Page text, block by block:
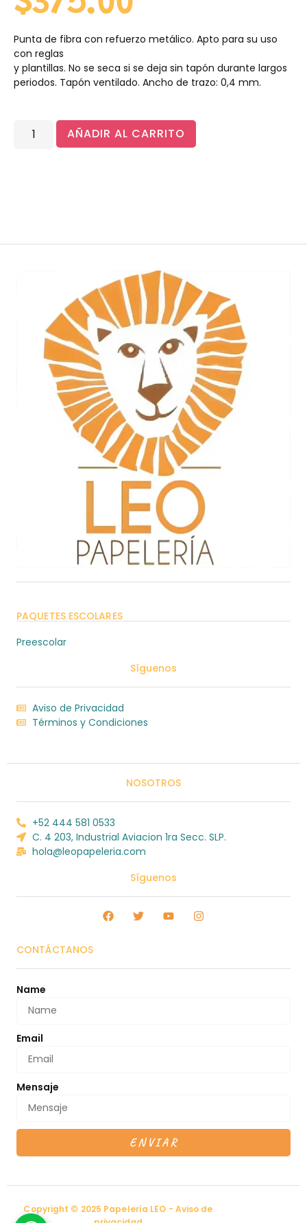
Punta de fibra con refuerzo metálico. Apto para su uso
con reglas
y plantillas. No se seca si se deja sin tapón durante largos
periodos. Tapón ventilado. Ancho de trazo: 0,4 mm.
AÑADIR AL CARRITO
PAQUETES ESCOLARES
Preescolar
Síguenos
Aviso de Privacidad
Términos y Condiciones
NOSOTROS
+52 444 581 0533
C. 4 203, Industrial Aviacion 1ra Secc. SLP.
hola@leopapeleria.com
Síguenos
CONTÁCTANOS
Name
Email
Mensaje
ENVIAR
Copyright © 2025 Papelería LEO - Aviso de